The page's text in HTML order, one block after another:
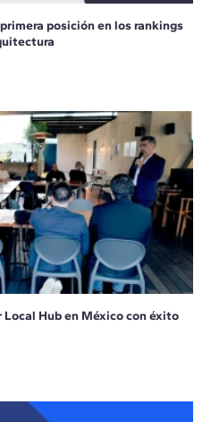
posición en los rankings
Local Hub en México con éxito